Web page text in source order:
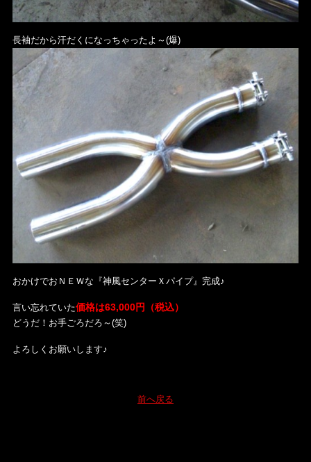
長袖だから汗だくになっちゃったよ～(爆)
おかけでおＮＥＷな『神風センターＸパイプ』完成♪
言い忘れていた価格は63,000円（税込）
どうだ！お手ごろだろ～(笑)
よろしくお願いします♪
前へ戻る